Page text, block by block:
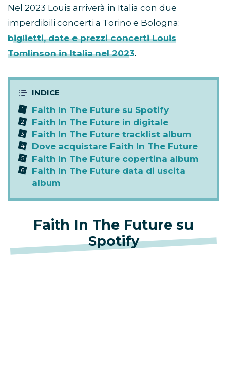
Nel 2023 Louis arriverà in Italia con due
imperdibili concerti a Torino e Bologna:
biglietti, date e prezzi concerti Louis
Tomlinson in Italia nel 2023.
Faith In The Future su Spotify
Faith In The Future in digitale
Faith In The Future tracklist album
Dove acquistare Faith In The Future
Faith In The Future copertina album
Faith In The Future data di uscita
album
Faith In The Future su
Spotify